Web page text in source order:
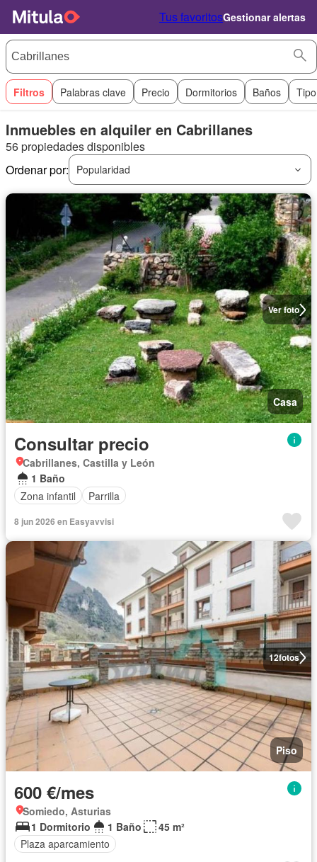
Tus favoritosGestionar alertas
Filtros Palabras clave Precio Dormitorios Baños
Inmuebles en alquiler en Cabrillanes
56 propiedades disponibles
Ordenar por:
Popularidad
Ver foto
Casa
Consultar precio
Cabrillanes, Castilla y León
1 Baño
Zona infantil
Parrilla
8 jun 2026 en Easyavvisi
12fotos
Piso
600 €/mes
Somiedo, Asturias
1 Dormitorio
1 Baño
45 m²
Plaza aparcamiento